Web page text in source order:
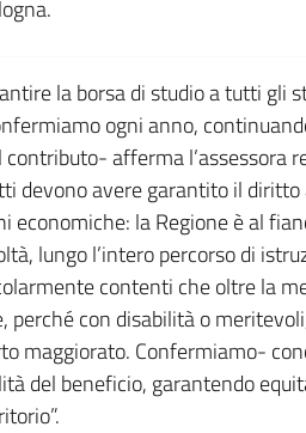
la borsa di studio a tutti gli
ogni anno,
afferma l’assessora
devono avere garantito il diritto
economiche: la Regione è al
lungo l’intero percorso di
contenti che oltre la
perché con disabilità o
maggiorato. Confermiamo-
del beneficio, garantendo